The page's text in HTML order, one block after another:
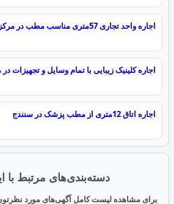
اجاره واحد تجاری 57متری مناسب مطب در مرکز شهر سنندج
اجاره کلینیک زیبایی با تمام وسایل و تجهیزات
اجاره اتاق 12متری از مطب پزشک در سنندج
دسته‌بندی‌های مرتبط با
برای مشاهده لیست کامل آگهی‌های مورد